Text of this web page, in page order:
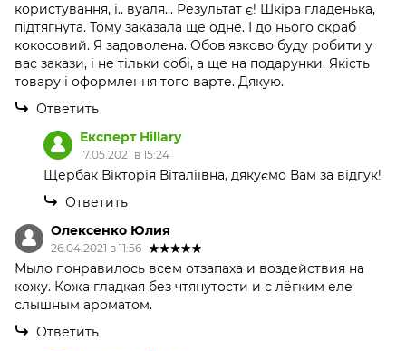
користування, і.. вуаля... Результат є! Шкіра гладенька,
підтягнута. Тому заказала ще одне. І до нього скраб
кокосовий. Я задоволена. Обов'язково буду робити у
вас закази, і не тільки собі, а ще на подарунки. Якість
товару і оформлення того варте. Дякую.
Ответить
Експерт Hillary
17.05.2021 в 15:24
Щербак Вікторія Віталіївна, дякуємо Вам за відгук!
Ответить
Олексенко Юлия
26.04.2021 в 11:56
Мыло понравилось всем отзапаха и воздействия на
кожу. Кожа гладкая без чтянутости и с лёгким еле
слышным ароматом.
Ответить